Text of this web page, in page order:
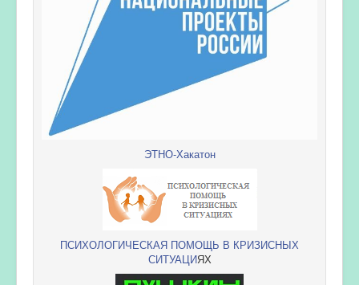
ЭТНО-Хакатон
ПСИХОЛОГИЧЕСКАЯ ПОМОЩЬ В КРИЗИСНЫХ
СИТУАЦИЯХ